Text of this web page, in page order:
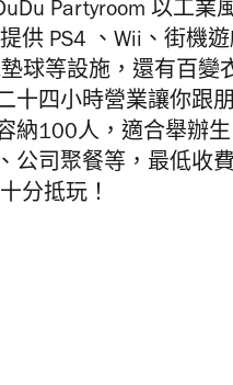
Partyroom 以工業
供 PS4 、Wii、街機
球等設施，還有百變
十四小時營業讓你跟
納100人，適合舉辦
公司聚餐等，最低收
分抵玩！